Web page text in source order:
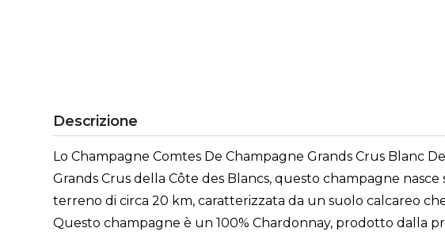
Descrizione
Lo Champagne Comtes De Champagne Grands Crus Blanc
Grands Crus della Côte des Blancs, questo champagne
terreno di circa 20 km, caratterizzata da un suolo calcareo
Questo champagne è un 100% Chardonnay, prodotto dalla